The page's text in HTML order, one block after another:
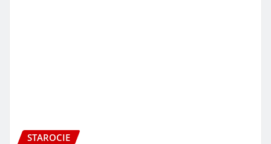
STAROCIE